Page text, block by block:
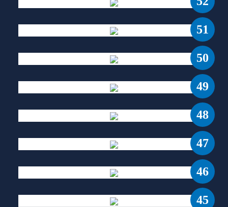
51
50
49
48
47
46
45